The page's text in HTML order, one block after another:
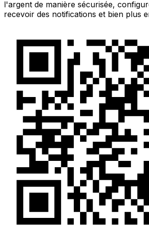
l'argent de manière sécurisée,
recevoir des notifications et bien plus